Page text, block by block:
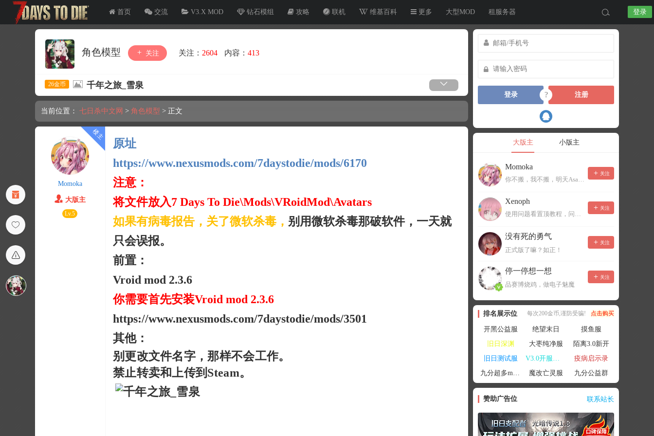
首页 交流 V3.X MOD 钻石模组 攻略 联机 维基百科 更多 大型MOD 租服务器 登录
角色模型 关注 关注： 2604 内容： 413
26金币 千年之旅_雪泉
当前位置： 七日杀中文网 > 角色模型 > 正文
Momoka
大版主
Lv.5
原址
https://www.nexusmods.com/7daystodie/mods/6170
注意：
将文件放入7 Days To Die\Mods\VRoidMod\Avatars
如果有病毒报告，关了微软杀毒， 别用微软杀毒那破软件，一天就
只会误报。
前置：
Vroid mod 2.3.6
你需要首先安装Vroid mod 2.3.6
https://www.nexusmods.com/7daystodie/mods/3501
其他：
别更改文件名字，那样不会工作。
禁止转卖和上传到Steam。
登录 ? 注册
大版主 小版主
Momoka
你不搬，我不搬，明天Asa就丸蛋
关注
Xenoph
使用问题看置顶教程，问题反馈带图片日志
关注
没有死的勇气
正式版了嘛？如正！
关注
停一停想一想
品赛博烧鸡，做电子魅魔
关注
排名展示位 每次200金币,谨防受骗! 点击购买
开黑公益服 绝望末日
摸鱼服
旧日深渊
大枣纯净服
陌离3.0新开
旧日测试服
V3.0开服联机
疫病启示录
九分超多mod群
魔改亡灵服 九分公益群
赞助广告位 联系站长